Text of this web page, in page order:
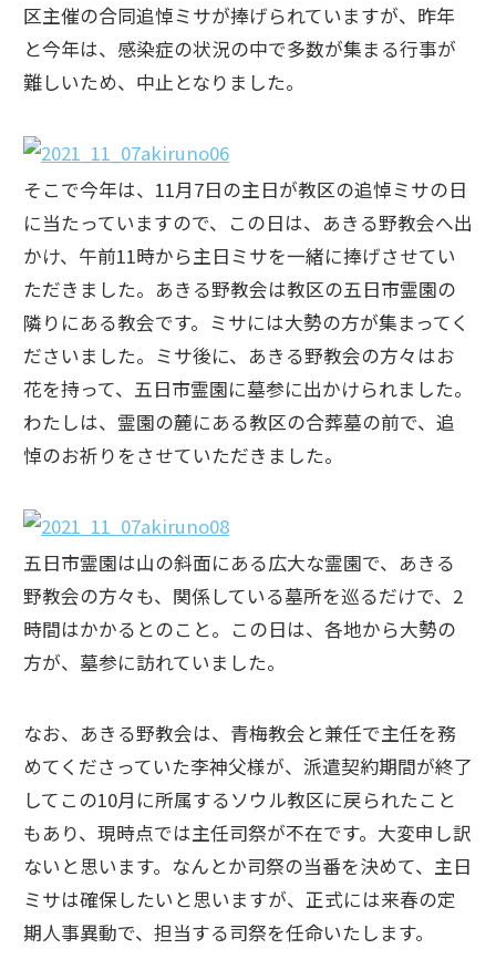
区主催の合同追悼ミサが捧げられていますが、昨年
と今年は、感染症の状況の中で多数が集まる行事が
難しいため、中止となりました。
そこで今年は、11月7日の主日が教区の追悼ミサの日
に当たっていますので、この日は、あきる野教会へ出
かけ、午前11時から主日ミサを一緒に捧げさせてい
ただきました。あきる野教会は教区の五日市霊園の
隣りにある教会です。ミサには大勢の方が集まってく
ださいました。ミサ後に、あきる野教会の方々はお
花を持って、五日市霊園に墓参に出かけられました。
わたしは、霊園の麓にある教区の合葬墓の前で、追
悼のお祈りをさせていただきました。
五日市霊園は山の斜面にある広大な霊園で、あきる
野教会の方々も、関係している墓所を巡るだけで、2
時間はかかるとのこと。この日は、各地から大勢の
方が、墓参に訪れていました。
なお、あきる野教会は、青梅教会と兼任で主任を務
めてくださっていた李神父様が、派遣契約期間が終了
してこの10月に所属するソウル教区に戻られたこと
もあり、現時点では主任司祭が不在です。大変申し訳
ないと思います。なんとか司祭の当番を決めて、主日
ミサは確保したいと思いますが、正式には来春の定
期人事異動で、担当する司祭を任命いたします。